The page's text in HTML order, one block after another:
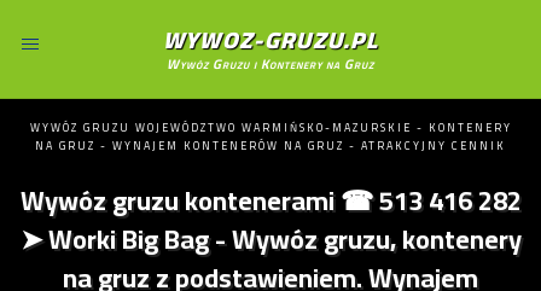
WYWOZ-GRUZU.PL
Wywóz Gruzu i Kontenery na Gruz
WYWÓZ GRUZU WOJEWÓDZTWO WARMIŃSKO-MAZURSKIE - KONTENERY
NA GRUZ - WYNAJEM KONTENERÓW NA GRUZ - ATRAKCYJNY CENNIK
Wywóz gruzu kontenerami ☎ 513 416 282
➤ Worki Big Bag - Wywóz gruzu, kontenery
na gruz z podstawieniem. Wynajem